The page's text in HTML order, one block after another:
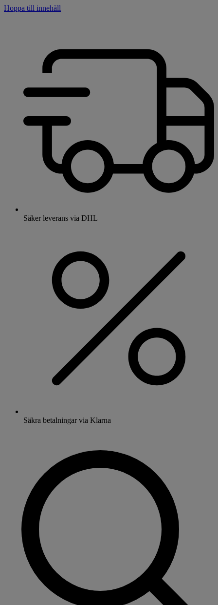
Hoppa till innehåll
Säker leverans via DHL
Säkra betalningar via Klarna